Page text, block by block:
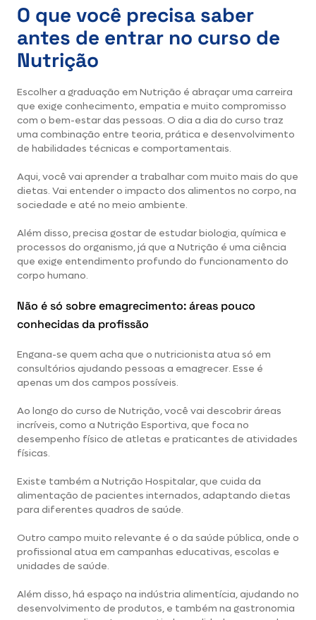
O que você precisa saber
antes de entrar no curso de
Nutrição
Escolher a graduação em Nutrição é abraçar uma carreira
que exige conhecimento, empatia e muito compromisso
com o bem-estar das pessoas. O dia a dia do curso traz
uma combinação entre teoria, prática e desenvolvimento
de habilidades técnicas e comportamentais.
Aqui, você vai aprender a trabalhar com muito mais do que
dietas. Vai entender o impacto dos alimentos no corpo, na
sociedade e até no meio ambiente.
Além disso, precisa gostar de estudar biologia, química e
processos do organismo, já que a Nutrição é uma ciência
que exige entendimento profundo do funcionamento do
corpo humano.
Não é só sobre emagrecimento: áreas pouco
conhecidas da profissão
Engana-se quem acha que o nutricionista atua só em
consultórios ajudando pessoas a emagrecer. Esse é
apenas um dos campos possíveis.
Ao longo do curso de Nutrição, você vai descobrir áreas
incríveis, como a Nutrição Esportiva, que foca no
desempenho físico de atletas e praticantes de atividades
físicas.
Existe também a Nutrição Hospitalar, que cuida da
alimentação de pacientes internados, adaptando dietas
para diferentes quadros de saúde.
Outro campo muito relevante é o da saúde pública, onde o
profissional atua em campanhas educativas, escolas e
unidades de saúde.
Além disso, há espaço na indústria alimentícia, ajudando no
desenvolvimento de produtos, e também na gastronomia